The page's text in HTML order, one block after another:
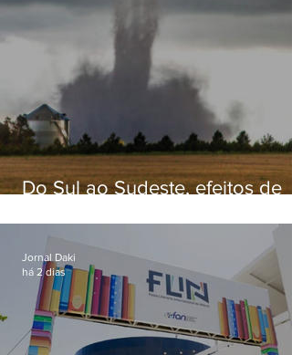
Do Sul ao Sudeste, efeitos de
apreensão na população
Jornal Daki
há 2 dias